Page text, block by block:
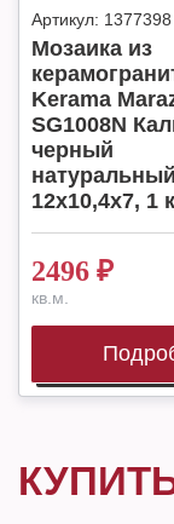
Артикул: 1377398
Мозаика из
Kerama
SG1008N
черный
натуральный
12х10,4х7, 1
2496 ₽
кв.м.